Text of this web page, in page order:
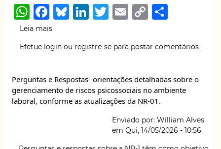
W
h
at
A
p
p
F
a
c
b
o
o
B
lu
e
k
y
Li
n
k
dI
n
T
w
it
r
E
m
ai
C
o
p
Li
n
k
ar
Leia mais
Uso
Inteligência
Artificial
I
Efetue login ou registre-se para postar comentários
Perguntas e Respostas- orientações detalhadas sobre o
gerenciamento de riscos psicossociais no ambiente
laboral, conforme as atualizações da NR-01.
Enviado por: William Alves
em Qui, 14/05/2026 - 10:56